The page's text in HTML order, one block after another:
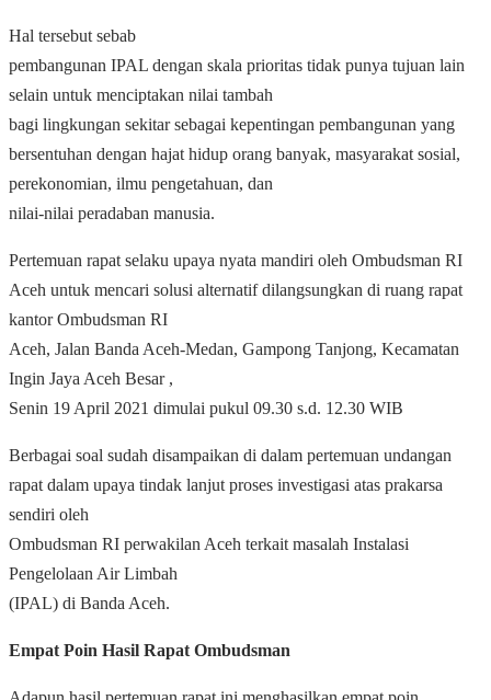
Hal tersebut sebab
pembangunan IPAL dengan skala prioritas tidak punya tujuan lain
selain untuk menciptakan nilai tambah
bagi lingkungan sekitar sebagai kepentingan pembangunan yang
bersentuhan dengan hajat hidup orang banyak, masyarakat sosial,
perekonomian, ilmu pengetahuan, dan
nilai-nilai peradaban manusia.
Pertemuan rapat selaku upaya nyata mandiri oleh Ombudsman RI
Aceh untuk mencari solusi alternatif dilangsungkan di ruang rapat
kantor Ombudsman RI
Aceh, Jalan Banda Aceh-Medan, Gampong Tanjong, Kecamatan
Ingin Jaya Aceh Besar ,
Senin 19 April 2021 dimulai pukul 09.30 s.d. 12.30 WIB
Berbagai soal sudah disampaikan di dalam pertemuan undangan
rapat dalam upaya tindak lanjut proses investigasi atas prakarsa
sendiri oleh
Ombudsman RI perwakilan Aceh terkait masalah Instalasi
Pengelolaan Air Limbah
(IPAL) di Banda Aceh.
Empat Poin Hasil Rapat Ombudsman